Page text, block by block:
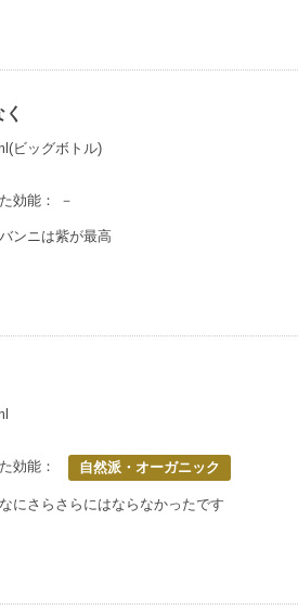
ビッグボトル)
効能： －
ンニは紫が最高
効能： 自然派・オーガニック
にさらさらにはならなかったです